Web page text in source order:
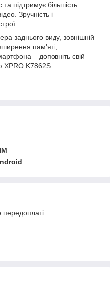
та підтримує більшість
Зручність і
заднього виду, зовнішній
пам'яті,
– доповніть свій
XPRO K7862S.
передоплаті.